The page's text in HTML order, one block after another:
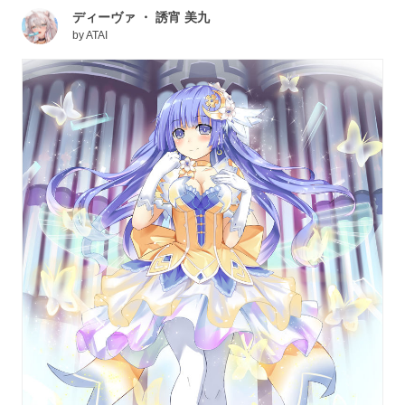
ディーヴァ ・ 誘宵 美九
byATAI